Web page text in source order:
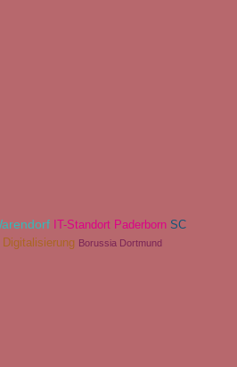
IT-Standort Paderborn SC
Digitalisierung Borussia Dortmund